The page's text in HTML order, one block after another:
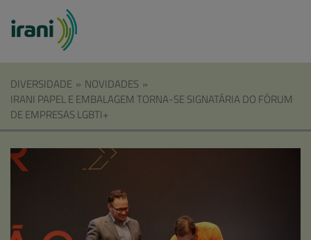
DIVERSIDADE » NOVIDADES »
IRANI PAPEL E EMBALAGEM TORNA-SE SIGNATÁRIA DO FÓRUM
DE EMPRESAS LGBTI+